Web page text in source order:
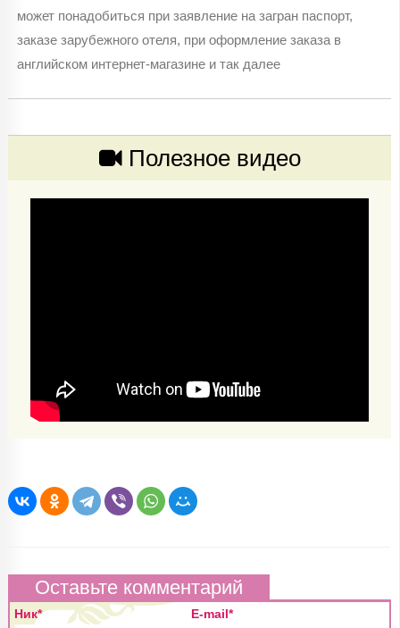
может понадобиться при заявление на загран паспорт,
заказе зарубежного отеля, при оформление заказа в
английском интернет-магазине и так далее
Полезное видео
Оставьте комментарий
Ник* E-mail*